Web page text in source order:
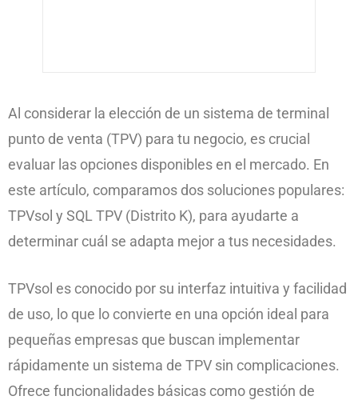
Al considerar la elección de un sistema de terminal
punto de venta (TPV) para tu negocio, es crucial
evaluar las opciones disponibles en el mercado. En
este artículo, comparamos dos soluciones populares:
TPVsol y SQL TPV (Distrito K), para ayudarte a
determinar cuál se adapta mejor a tus necesidades.
TPVsol es conocido por su interfaz intuitiva y facilidad
de uso, lo que lo convierte en una opción ideal para
pequeñas empresas que buscan implementar
rápidamente un sistema de TPV sin complicaciones.
Ofrece funcionalidades básicas como gestión de